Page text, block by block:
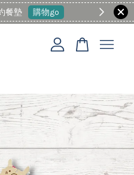
餐墊 購物go 童裝
還是空的。
物